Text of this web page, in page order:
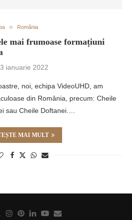
România
mai frumoase formațiuni
ianuarie 2022
noi, echipa VideoUHD, am
din România, precum: Cheile
sau Cheile Doftanei.…
MAI MULT